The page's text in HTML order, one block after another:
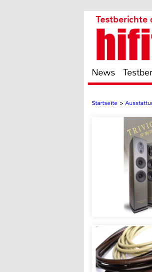
Testberichte
News
Startseite >